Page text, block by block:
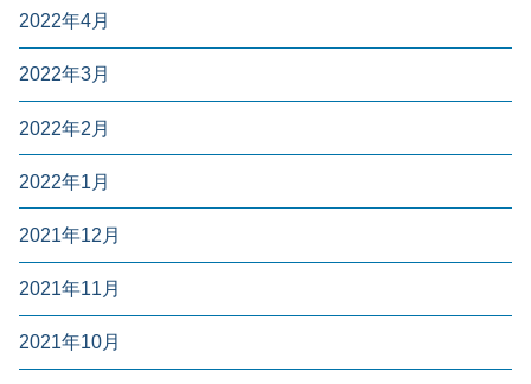
2022年4月
2022年3月
2022年2月
2022年1月
2021年12月
2021年11月
2021年10月